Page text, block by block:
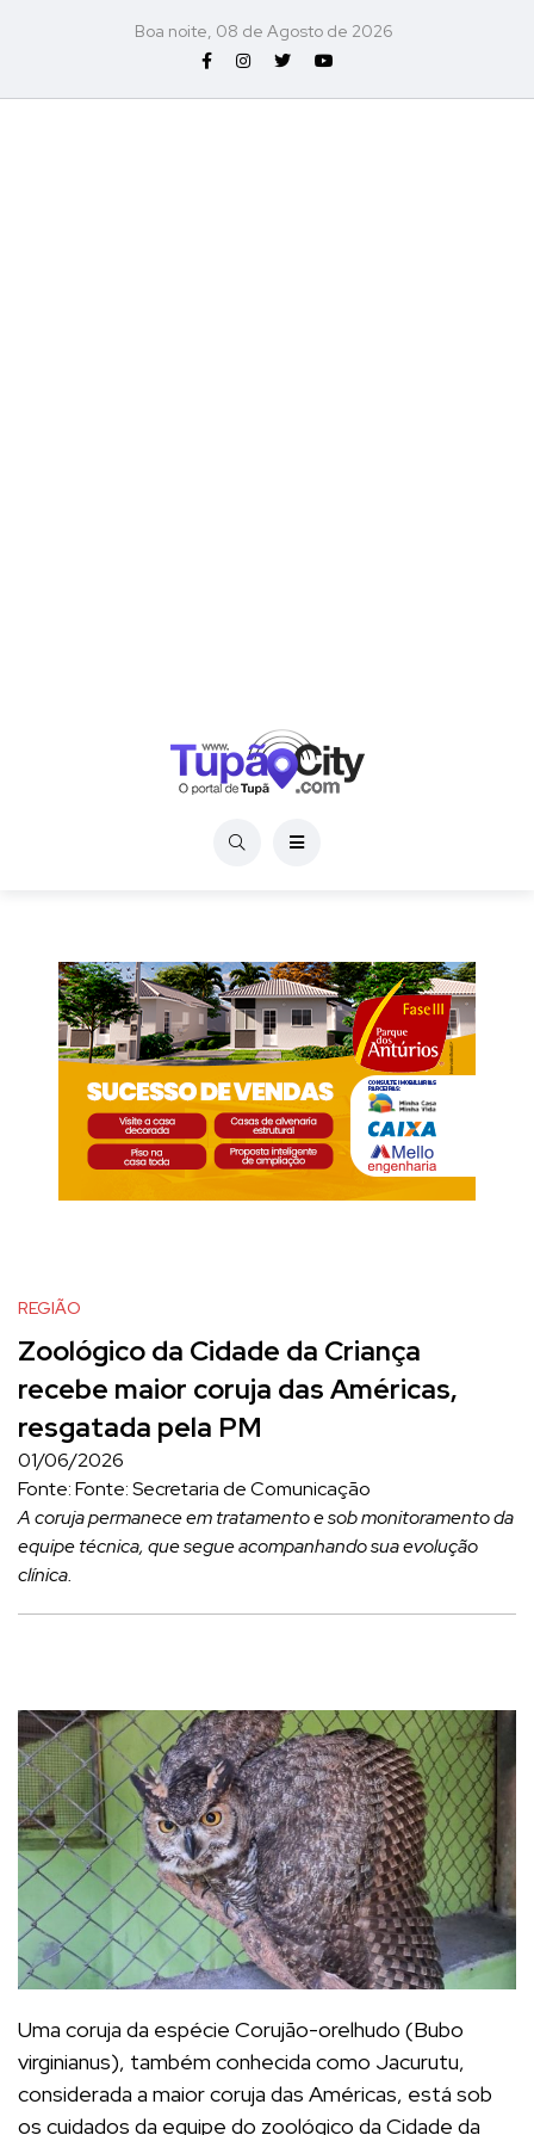
Boa noite, 08 de Agosto de 2026
REGIÃO
Zoológico da Cidade da Criança
recebe maior coruja das Américas,
resgatada pela PM
01/06/2026
Fonte: Fonte: Secretaria de Comunicação
A coruja permanece em tratamento e sob monitoramento da
equipe técnica, que segue acompanhando sua evolução
clínica.
Uma coruja da espécie Corujão-orelhudo (Bubo
virginianus), também conhecida como Jacurutu,
considerada a maior coruja das Américas, está sob
os cuidados da equipe do zoológico da Cidade da